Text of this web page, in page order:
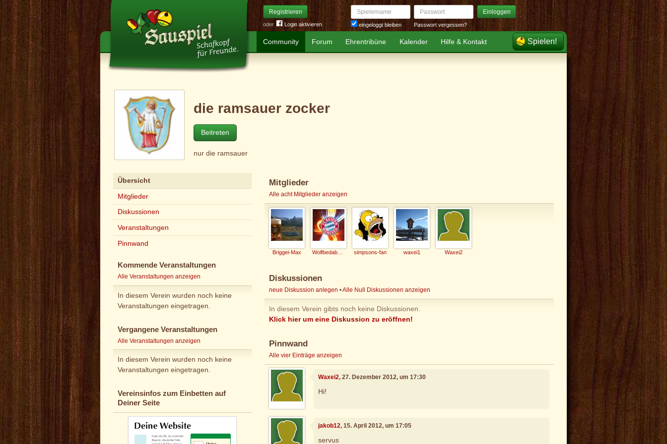
Registrieren
oder Login aktivieren
Spielername
eingeloggt bleiben
Passwort Einloggen
Passwort vergessen?
Community Forum Ehrentribüne Kalender Hilfe & Kontakt Spielen!
die ramsauer zocker
Beitreten
nur die ramsauer
Übersicht
Mitglieder
Diskussionen
Veranstaltungen
Pinnwand
Kommende Veranstaltungen
Alle Veranstaltungen anzeigen
In diesem Verein wurden noch keine
Veranstaltungen eingetragen.
Vergangene Veranstaltungen
Alle Veranstaltungen anzeigen
In diesem Verein wurden noch keine
Veranstaltungen eingetragen.
Vereinsinfos zum Einbetten auf
Deiner Seite
Mitglieder
Alle acht Mitglieder anzeigen
Briggei-Max Wolfbedabeda simpsons-fan waxei1 Waxei2
Diskussionen
neue Diskussion anlegen •Alle Null Diskussionen anzeigen
In diesem Verein gibts noch keine Diskussionen.
Klick hier um eine Diskussion zu eröffnen!
Pinnwand
Alle vier Einträge anzeigen
Waxei2, 27. Dezember 2012, um 17:30
Hi!
jakob12, 15. April 2012, um 17:05
servus